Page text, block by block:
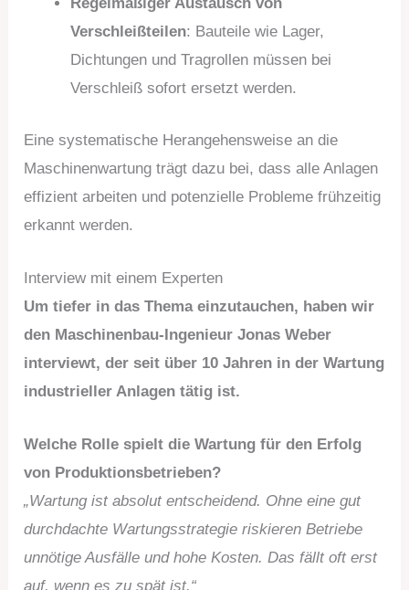
Verschleißteilen: Bauteile wie Lager,
Dichtungen und Tragrollen müssen bei
Verschleiß sofort ersetzt werden.
Eine systematische Herangehensweise an die
Maschinenwartung trägt dazu bei, dass alle Anlagen
effizient arbeiten und potenzielle Probleme frühzeitig
erkannt werden.
Interview mit einem Experten
Um tiefer in das Thema einzutauchen, haben wir
den Maschinenbau-Ingenieur Jonas Weber
interviewt, der seit über 10 Jahren in der Wartung
industrieller Anlagen tätig ist.
Welche Rolle spielt die Wartung für den Erfolg
von Produktionsbetrieben?
„Wartung ist absolut entscheidend. Ohne eine gut
durchdachte Wartungsstrategie riskieren Betriebe
unnötige Ausfälle und hohe Kosten. Das fällt oft erst
auf, wenn es zu spät ist.“